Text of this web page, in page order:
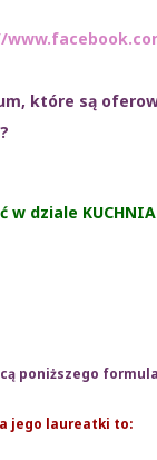
które są
w dziale KUCHNIA
poniższego
jego laureatki to: